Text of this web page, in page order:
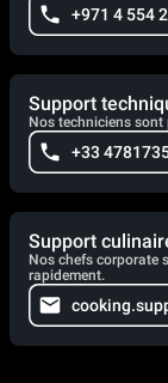
+971 4 554
Support
Nos techniciens sont
+33
Support
Nos chefs corporate
rapidement.